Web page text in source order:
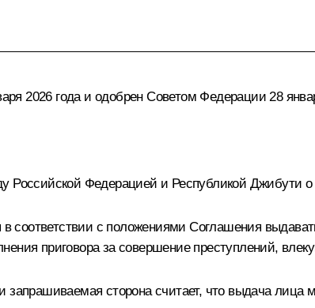
2026 года и одобрен Советом Федерации 28
Федерацией и Республикой Джибути о
соответствии с положениями Соглашения
приговора за совершение преступлений,
сторона считает, что выдача лица